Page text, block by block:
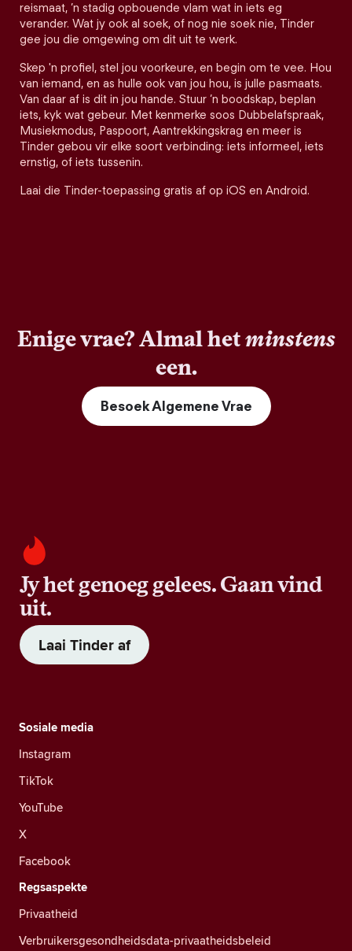
reismaat, ’n stadig opbouende vlam wat in iets eg
verander. Wat jy ook al soek, of nog nie soek nie, Tinder
gee jou die omgewing om dit uit te werk.
Skep 'n profiel, stel jou voorkeure, en begin om te vee. Hou
van iemand, en as hulle ook van jou hou, is julle pasmaats.
Van daar af is dit in jou hande. Stuur ’n boodskap, beplan
iets, kyk wat gebeur. Met kenmerke soos Dubbelafspraak,
Musiekmodus, Paspoort, Aantrekkingskrag en meer is
Tinder gebou vir elke soort verbinding: iets informeel, iets
ernstig, of iets tussenin.
Laai die Tinder-toepassing gratis af op iOS en Android.
Enige vrae? Almal hetminstens
een.
Besoek Algemene Vrae
Jy het genoeg gelees. Gaan vind
uit.
Laai Tinder af
Sosiale media
Instagram
TikTok
YouTube
X
Facebook
Regsaspekte
Privaatheid
Verbruikersgesondheidsdata-privaatheidsbeleid